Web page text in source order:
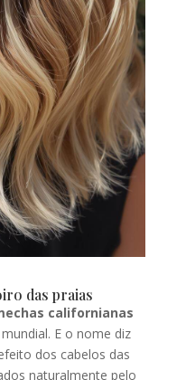
das praias
californianas
E o nome diz
dos cabelos das
naturalmente pelo